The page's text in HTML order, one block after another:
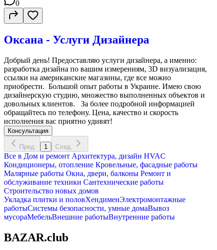
0
Оксана - Услуги Дизайнера
Добрый день! Предоставляю услуги дизайнера, а именно:
разработка дизайна по вашим измерениям, 3D визуализация,
ссылки на американские магазины, где все можно
приобрести. Большой опыт работы в Украине. Имею свою
дизайнерскую студию, множество выполненных объектов и
довольных клиентов. За более подробной информацией
обращайтесь по телефону. Цена, качество и скорость
исполнения вас приятно удивят!
Консультация
Пред. 1 След.
Все в Дом и ремонт Архитектура, дизайн HVAC
Кондиционеры, oтопление Кровельные, фасадные работы
Малярные работы Окна, двери, балконы Ремонт и
обслуживание техники Сантехнические работы
Строительство новых домов
Укладка плитки и половХендименЭлектромонтажные
работыСистемы безопасности, умные домаВывоз
мусораМебельВнешние работыВнутренние работы
BAZAR.club